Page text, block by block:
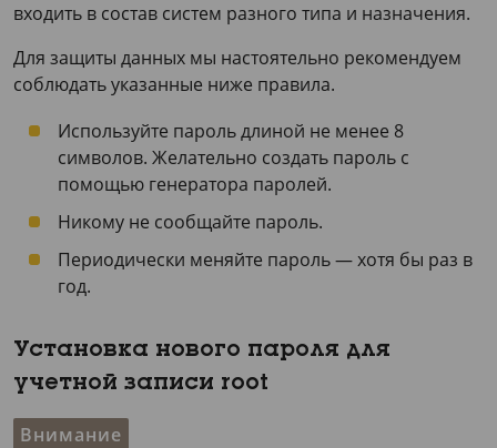
входить в состав систем разного типа и назначения.
Для защиты данных мы настоятельно рекомендуем
соблюдать указанные ниже правила.
Используйте пароль длиной не менее 8
символов. Желательно создать пароль с
помощью генератора паролей.
Никому не сообщайте пароль.
Периодически меняйте пароль — хотя бы раз в
год.
Установка нового пароля для
учетной записи root
Внимание